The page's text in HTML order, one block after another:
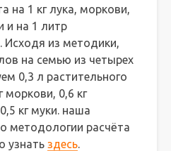
на 1 кг лука, моркови,
и на 1 литр
Исходя из методики,
на семью из четырех
0,3 л растительного
моркови, 0,6 кг
кг муки. наша
методологии расчёта
узнать здесь.